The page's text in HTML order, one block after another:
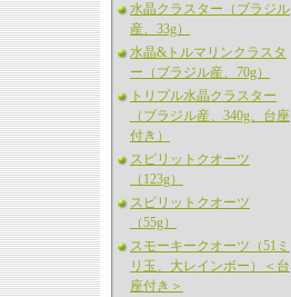
水晶クラスター（ブラジル
産、33g）
水晶&トルマリンクラスタ
ー（ブラジル産、70g）
トリプル水晶クラスター
（ブラジル産、340g、台座
付き）
スピリットクオーツ
（123g）
スピリットクオーツ
（55g）
スモーキークオーツ（51ミ
リ玉、大レインボー）＜台
座付き＞